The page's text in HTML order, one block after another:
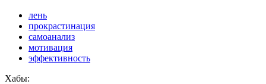
лень
прокрастинация
самоанализ
мотивация
эффективность
Хабы: